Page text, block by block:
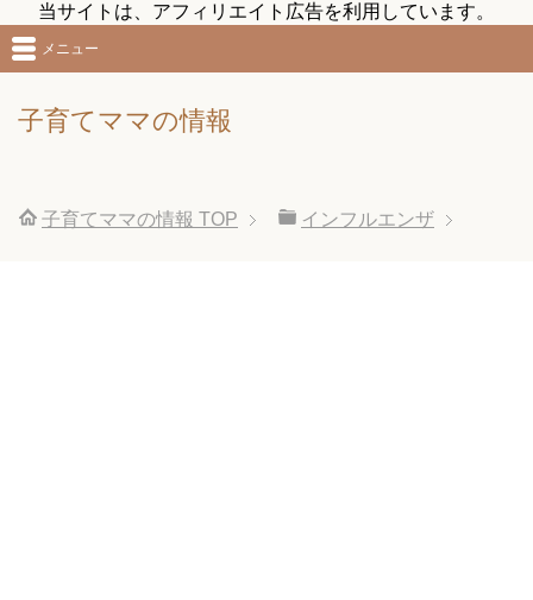
当サイトは、アフィリエイト広告を利用しています。
子育てママの情報
メニュー
子育てママの情報 TOP インフルエンザ